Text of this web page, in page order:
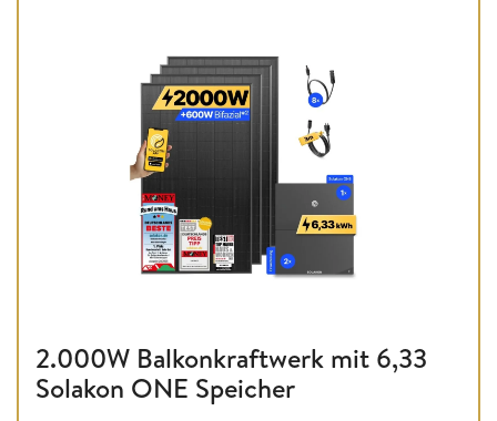
2.000W Balkonkraftwerk mit 6,33
Solakon ONE Speicher